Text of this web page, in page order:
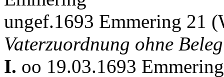
ungef.1693 Emmering 21
Vaterzuordnung ohne Beleg
I. oo 19.03.1693